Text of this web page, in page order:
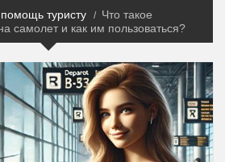
туристу
Что такое
самолет и как им пользоваться?